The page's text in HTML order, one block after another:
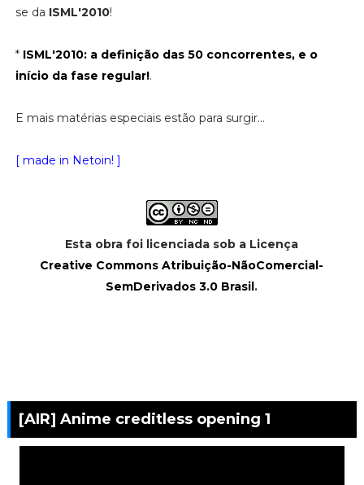
se da ISML'2010!
* ISML'2010: a definição das 50 concorrentes, e o
início da fase regular!.
E mais matérias especiais estão para surgir...
[ made in Netoin! ]
Esta obra foi licenciada sob a Licença
Creative Commons Atribuição-NãoComercial-
SemDerivados 3.0 Brasil.
[AIR] Anime creditless opening 1